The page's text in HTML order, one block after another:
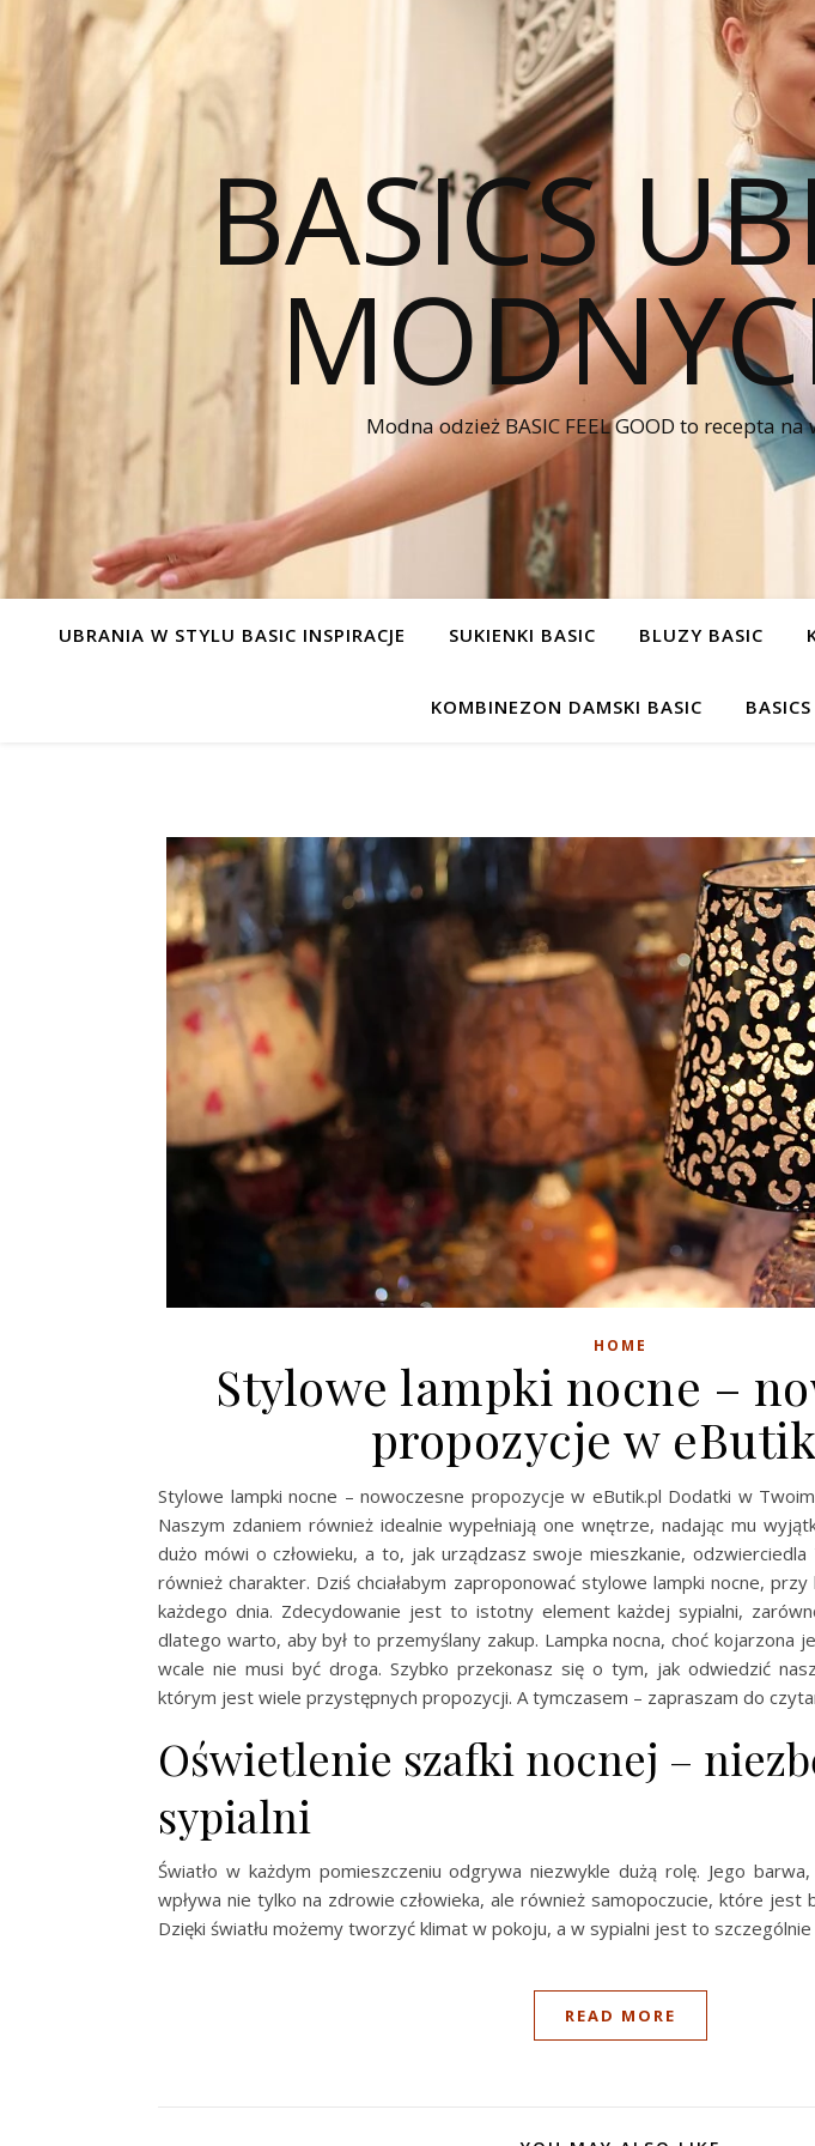
BASICS
Modna odzież BASIC FEEL GOOD to recepta
UBRANIA W STYLU BASIC INSPIRACJE SUKIENKI BASIC BLUZY BASIC
KOMBINEZON DAMSKI BASIC
HOME
Stylowe lampki nocne –
propozycje w
Stylowe lampki nocne – nowoczesne propozycje w eButik.pl Dodatki w
Naszym zdaniem również idealnie wypełniają one wnętrze, nadając mu
dużo mówi o człowieku, a to, jak urządzasz swoje mieszkanie,
również charakter. Dziś chciałabym zaproponować stylowe lampki nocne,
każdego dnia. Zdecydowanie jest to istotny element każdej sypialni,
dlatego warto, aby był to przemyślany zakup. Lampka nocna, choć kojarzona
wcale nie musi być droga. Szybko przekonasz się o tym, jak odwiedzić nasz
którym jest wiele przystępnych propozycji. A tymczasem – zapraszam do
Oświetlenie szafki nocnej –
sypialni
Światło w każdym pomieszczeniu odgrywa niezwykle dużą rolę. Jego
wpływa nie tylko na zdrowie człowieka, ale również samopoczucie, które jest
Dzięki światłu możemy tworzyć klimat w pokoju, a w sypialni jest to
READ MORE